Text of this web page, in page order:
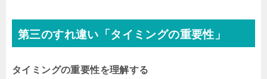
第三のすれ違い「タイミングの重要性」
タイミングの重要性を理解する